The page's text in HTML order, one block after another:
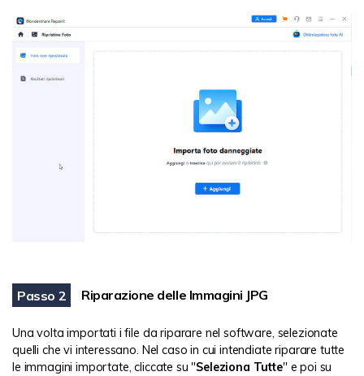
Passo 2 Riparazione delle Immagini JPG
Una volta importati i file da riparare nel software, selezionate
quelli che vi interessano. Nel caso in cui intendiate riparare tutte
le immagini importate, cliccate su "Seleziona Tutte" e poi su